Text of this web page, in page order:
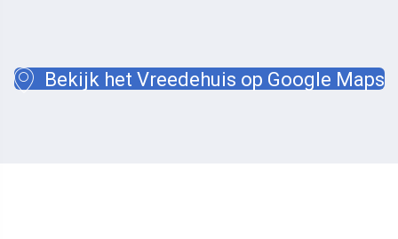
Bekijk het Vreedehuis op Google Maps